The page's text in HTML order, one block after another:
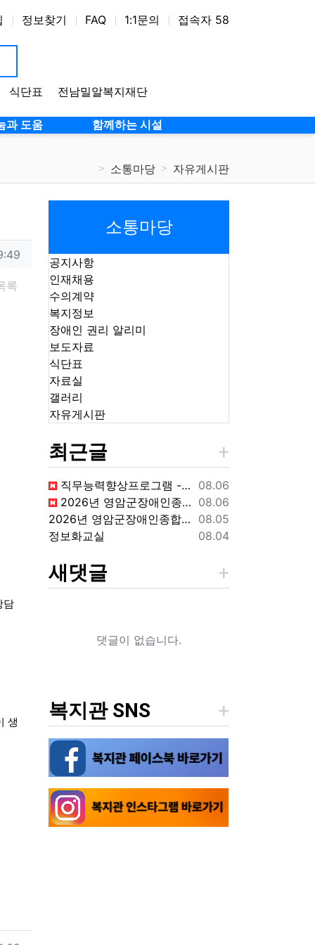
정보찾기 FAQ 1:1문의 접속자 58
식단표 전남밀알복지재단
과 도움 함께하는 시설
소통마당 자유게시판
록
담
생
소통마당
공지사항
인재채용
수의계약
복지정보
장애인 권리 알리미
보도자료
식단표
자료실
갤러리
자유게시판
최근글
등록일
08.06
직무능력향상프로그램 -천연비누만들기
등록일
08.06
2026년 영암군장애인종합복지관 신규직원(팀원) 채용 재공고
등록일
08.05
2026년 영암군장애인종합복지관 신규직원(팀원) 채용 재공고 결과
등록일
08.04
정보화교실
새댓글
댓글이 없습니다.
복지관 SNS